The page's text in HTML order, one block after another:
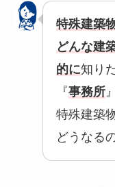
特殊建築
どんな建
的に知り
『事務所
特殊建築
どうなる